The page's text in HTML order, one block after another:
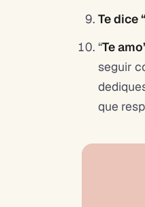
Te dice
“Te
seguir
que